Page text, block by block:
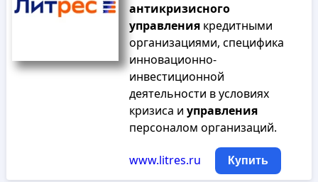
антикризисного
управлениякредитными
организациями, специфика
инновационно-
инвестиционной
деятельности в условиях
кризиса и управления
персоналом организаций.
www.litres.ru Купить